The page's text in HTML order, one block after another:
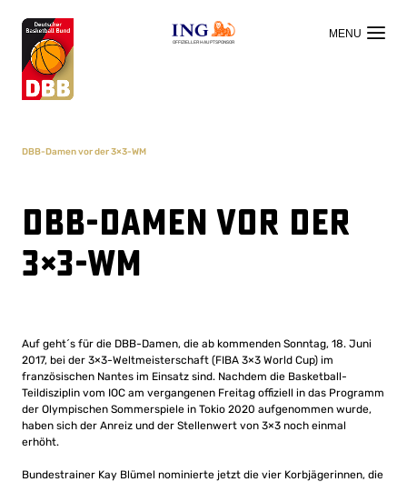
OFFIZIELLER HAUPTSPONSOR
DBB-Damen vor der 3×3-WM
DBB-Damen vor der
3×3-WM
Auf geht´s für die DBB-Damen, die ab kommenden Sonntag, 18. Juni
2017, bei der 3×3-Weltmeisterschaft (FIBA 3×3 World Cup) im
französischen Nantes im Einsatz sind. Nachdem die Basketball-
Teildisziplin vom IOC am vergangenen Freitag offiziell in das Programm
der Olympischen Sommerspiele in Tokio 2020 aufgenommen wurde,
haben sich der Anreiz und der Stellenwert von 3×3 noch einmal
erhöht.
Bundestrainer Kay Blümel nominierte jetzt die vier Korbjägerinnen, die